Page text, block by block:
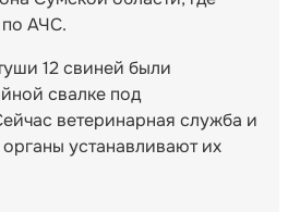
по АЧС.
12 свиней были
свалке под
ветеринарная служба и
устанавливают их